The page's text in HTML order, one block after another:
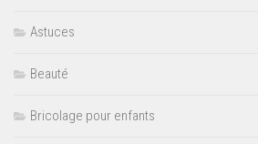
Astuces
Beauté
Bricolage pour enfants